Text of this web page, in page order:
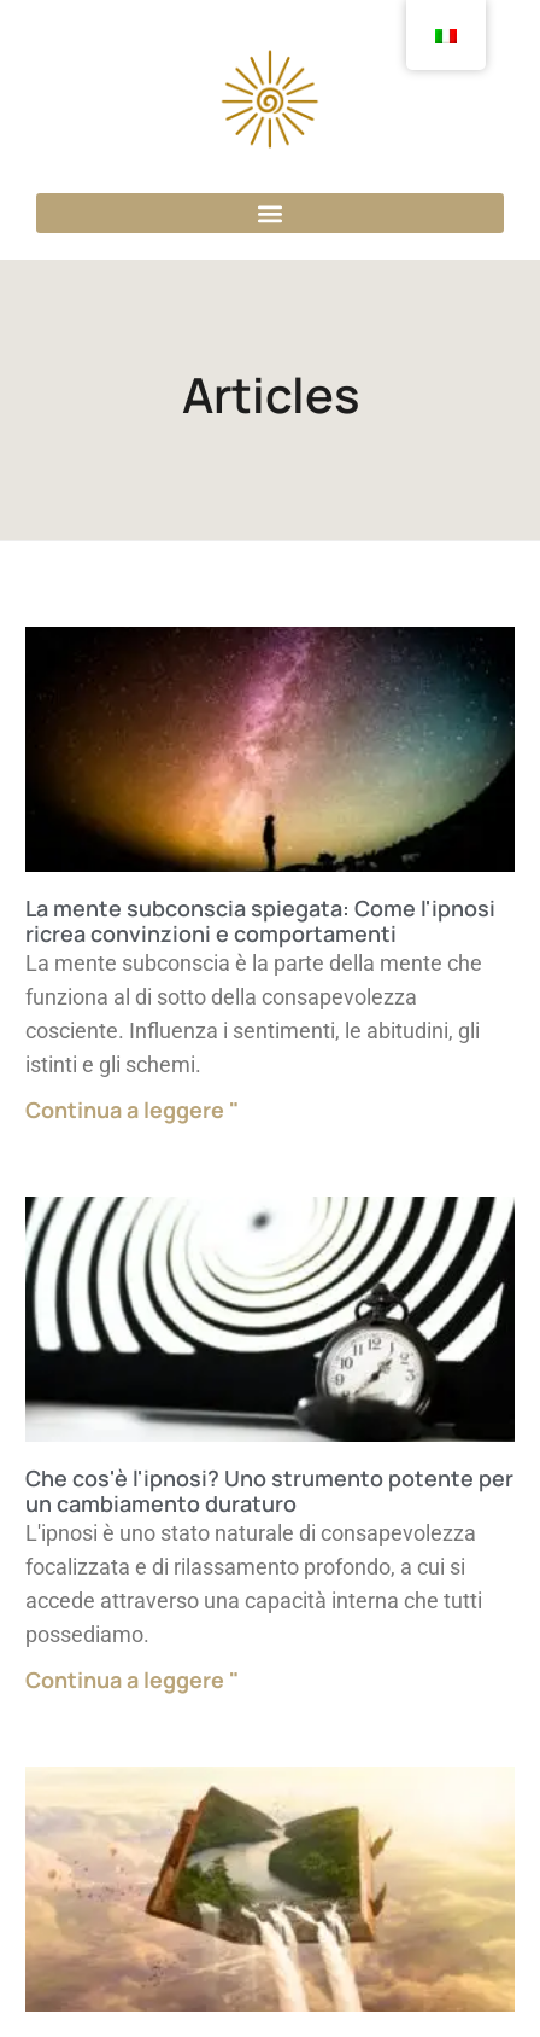
Articles
La mente subconscia spiegata: Come l'ipnosi
ricrea convinzioni e comportamenti
La mente subconscia è la parte della mente che
funziona al di sotto della consapevolezza
cosciente. Influenza i sentimenti, le abitudini, gli
istinti e gli schemi.
Continua a leggere "
Che cos'è l'ipnosi? Uno strumento potente per
un cambiamento duraturo
L'ipnosi è uno stato naturale di consapevolezza
focalizzata e di rilassamento profondo, a cui si
accede attraverso una capacità interna che tutti
possediamo.
Continua a leggere "